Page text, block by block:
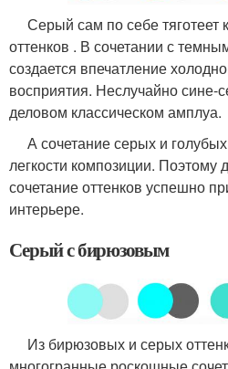
Серый сам по себе тяготеет
оттенков . В сочетании с
создается впечатление
восприятия. Неслучайно сине-
деловом классическом амплуа.
А сочетание серых и голубых
легкости композиции. Поэтому
сочетание оттенков успешно
интерьере.
Серый с бирюзовым
Из бирюзовых и серых